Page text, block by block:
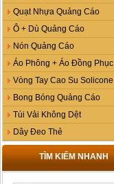
Quạt Nhựa Quảng Cáo
Ô + Dù Quảng Cáo
Nón Quảng Cáo
Áo Phông + Áo Đồng Phục
Vòng Tay Cao Su Solicone
Bong Bóng Quảng Cáo
Túi Vải Không Dệt
Dây Đeo Thẻ
TÌM KIẾM NHANH